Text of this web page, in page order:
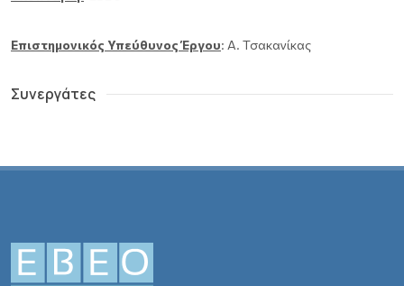
Επιστημονικός Υπεύθυνος Έργου: Α. Τσακανίκας
Συνεργάτες